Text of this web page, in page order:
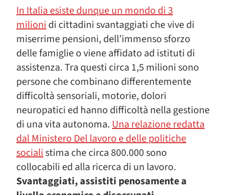
In Italia esiste dunque un mondo di 3
milionidi cittadini svantaggiati che vive di
miserrime pensioni, dell’immenso sforzo
delle famiglie o viene affidato ad istituti di
assistenza. Tra questi circa 1,5 milioni sono
persone che combinano differentemente
difficoltà sensoriali, motorie, dolori
neuropatici ed hanno difficoltà nella gestione
di una vita autonoma.Una relazione redatta
dal Ministero Del lavoro e delle politiche
socialistima che circa 800.000 sono
collocabili ed alla ricerca di un lavoro.
Svantaggiati, assistiti penosamente a